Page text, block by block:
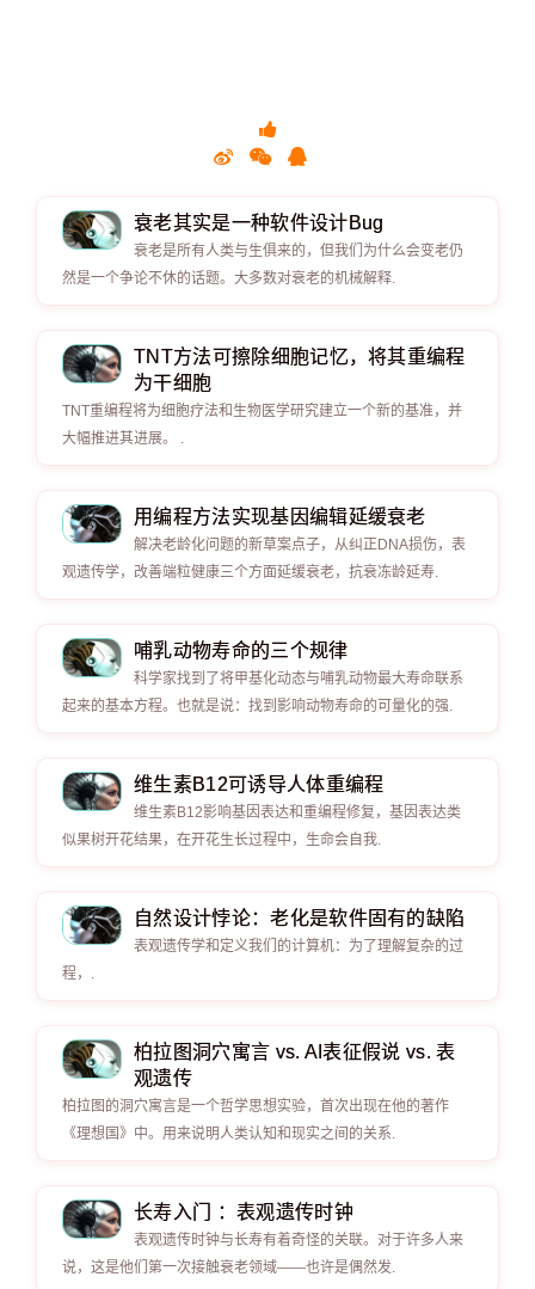
衰老其实是一种软件设计Bug
衰老是所有人类与生俱来的，但我们为什么会变老仍
然是一个争论不休的话题。大多数对衰老的机械解释.
TNT方法可擦除细胞记忆，将其重编程
为干细胞
TNT重编程将为细胞疗法和生物医学研究建立一个新的基准，并
大幅推进其进展。 .
用编程方法实现基因编辑延缓衰老
解决老龄化问题的新草案点子，从纠正DNA损伤，表
观遗传学，改善端粒健康三个方面延缓衰老，抗衰冻龄延寿.
哺乳动物寿命的三个规律
科学家找到了将甲基化动态与哺乳动物最大寿命联系
起来的基本方程。也就是说：找到影响动物寿命的可量化的强.
维生素B12可诱导人体重编程
维生素B12影响基因表达和重编程修复，基因表达类
似果树开花结果，在开花生长过程中，生命会自我.
自然设计悖论：老化是软件固有的缺陷
表观遗传学和定义我们的计算机：为了理解复杂的过
程，.
柏拉图洞穴寓言 vs. AI表征假说 vs. 表
观遗传
柏拉图的洞穴寓言是一个哲学思想实验，首次出现在他的著作
《理想国》中。用来说明人类认知和现实之间的关系.
长寿入门 ：表观遗传时钟
表观遗传时钟与长寿有着奇怪的关联。对于许多人来
说，这是他们第一次接触衰老领域——也许是偶然发.